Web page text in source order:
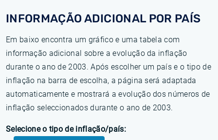
INFORMAÇÃO ADICIONAL POR PAÍS
Em baixo encontra um gráfico e uma tabela com
informação adicional sobre a evolução da inflação
durante o ano de 2003. Após escolher um país e o tipo de
inflação na barra de escolha, a página será adaptada
automaticamente e mostrará a evolução dos números de
inflação seleccionados durante o ano de 2003.
Selecione o tipo de inflação/país: